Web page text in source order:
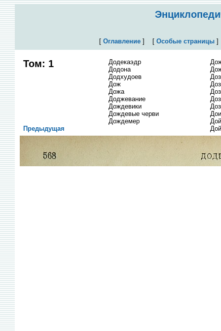
[ Оглавление] [ Особые страницы
Том: 1
Додекаэдр
Додона
Додхудоев
Дож
Дожа
Доджевание
Дождевики
Дождевые черви
Дождемер
Предыдущая